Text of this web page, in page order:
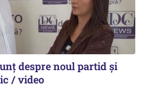
despre noul partid și
/ video